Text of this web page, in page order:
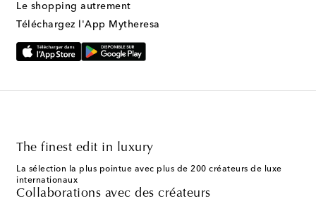
Le shopping autrement
Téléchargez l'App Mytheresa
The finest edit in luxury
La sélection la plus pointue avec plus de 200 créateurs de luxe
internationaux
Collaborations avec des créateurs